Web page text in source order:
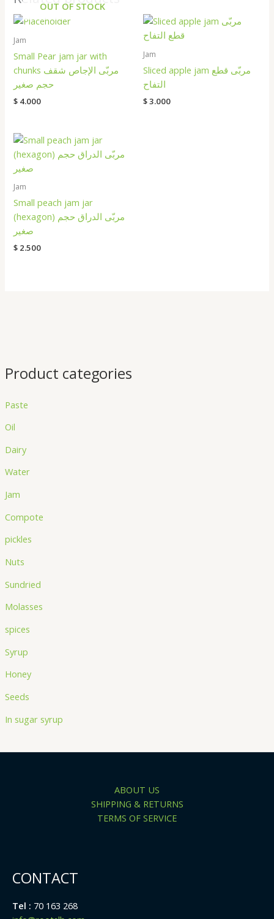
Product categories
Paste
Oil
Dairy
Water
Jam
Compote
pickles
Nuts
Sundried
Molasses
spices
Syrup
Honey
Seeds
In sugar syrup
OUT OF STOCK
Jam
Small Pear jam jar with
chunks مربّى الإجاص شقف
حجم صغير
$ 4.000
Jam
Sliced apple jam مربّى قطع
التفاح
$3.000
Jam
Small peach jam jar
(hexagon) مربّى الدراق حجم
صغير
$ 2.500
ABOUT US
SHIPPING & RETURNS
TERMS OF SERVICE
CONTACT
Tel : 70 163 268